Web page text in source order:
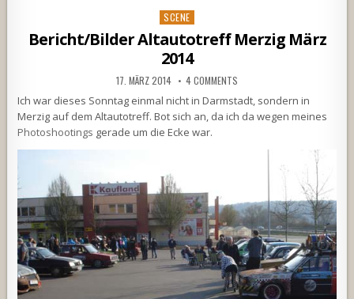
Posted
SCENE
Bericht/Bilder Altautotreff Merzig März
2014
17. MÄRZ 2014 4 COMMENTS
Ich war dieses Sonntag einmal nicht in Darmstadt, sondern in
Merzig auf dem Altautotreff. Bot sich an, da ich da wegen meines
Photoshootings gerade um die Ecke war.